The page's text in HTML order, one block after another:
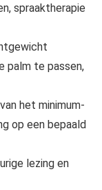
spraaktherapie
palm te passen,
het minimum-
op een bepaald
lezing en